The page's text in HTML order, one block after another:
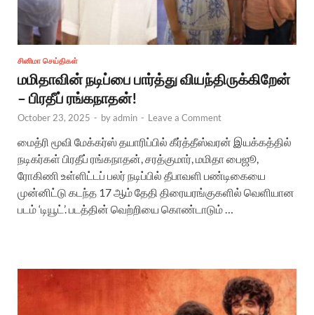
சினிமா செய்திகள்
மமிதாவின் நடிப்பை பார்த்து வியந்திருக்கிறேன்
– பிரதீப் ரங்கநாதன்!
October 23, 2025 - byadmin - Leave a Comment
மைத்ரி மூவி மேக்கர்ஸ் தயாரிப்பில் கீர்த்தீஸ்வரன் இயக்கத்தில்
நடிகர்கள் பிரதீப் ரங்கநாதன், சரத்குமார், மமிதா பைஜூ,
ரோகிணி உள்ளிட்டப் பலர் நடிப்பில் தீபாவளி பண்டிகையை
முன்னிட்டு கடந்த 17 ஆம் தேதி திரையரங்குகளில் வெளியான
படம் ‘டியூட்’. படத்தின் வெற்றியை கொண்டாடும் …